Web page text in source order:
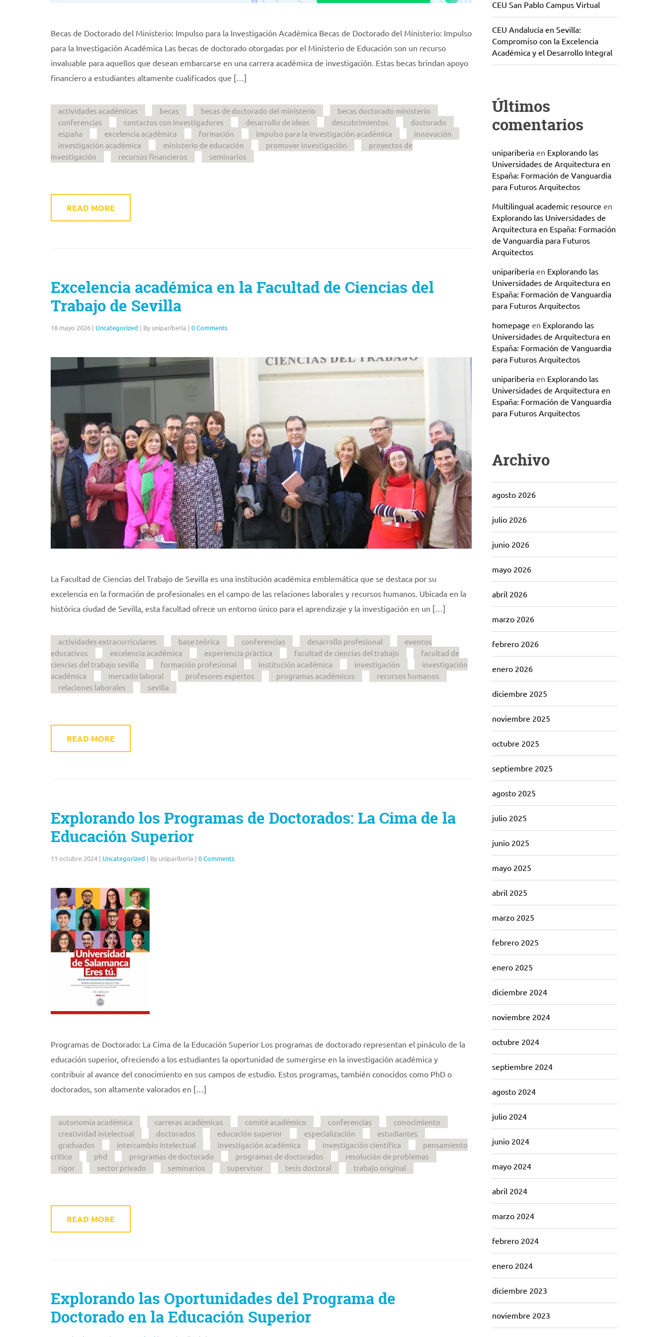
Becas de Doctorado del Ministerio: Impulso para la Investigación Académica Becas de Doctorado del Ministerio: Impulso
para la Investigación Académica Las becas de doctorado otorgadas por el Ministerio de Educación son un recurso
invaluable para aquellos que desean embarcarse en una carrera académica de investigación. Estas becas brindan apoyo
financiero a estudiantes altamente cualificados que […]
actividades académicas becas becas de doctorado del ministerio
becas doctorado ministerio
conferencias
contactos con investigadores desarrollo de ideas descubrimientos
doctorado
españa
excelencia académica formación impulso para la investigación académica
innovación
investigación académica
ministerio de educación promover investigación
proyectos de
investigación
recursos financieros seminarios
READ MORE
Excelencia académica en la Facultad de Ciencias del
Trabajo de Sevilla
18 mayo 2026 | Uncategorized | By unipariberia | 0 Comments
La Facultad de Ciencias del Trabajo de Sevilla es una institución académica emblemática que se destaca por su
excelencia en la formación de profesionales en el campo de las relaciones laborales y recursos humanos. Ubicada en la
histórica ciudad de Sevilla, esta facultad ofrece un entorno único para el aprendizaje y la investigación en un […]
actividades extracurriculares base teórica conferencias desarrollo profesional
eventos
educativos
excelencia académica experiencia práctica facultad de ciencias del trabajo
facultad de
ciencias del trabajo sevilla
formación profesional institución académica investigación
investigación
académica
mercado laboral profesores expertos programas académicos
recursos humanos
relaciones laborales
sevilla
READ MORE
Explorando los Programas de Doctorados: La Cima de la
Educación Superior
11 octubre 2024 | Uncategorized | By unipariberia | 0 Comments
Programas de Doctorado: La Cima de la Educación Superior Los programas de doctorado representan el pináculo de la
educación superior, ofreciendo a los estudiantes la oportunidad de sumergirse en la investigación académica y
contribuir al avance del conocimiento en sus campos de estudio. Estos programas, también conocidos como PhD o
doctorados, son altamente valorados en […]
autonomía académica carreras académicas comité académico conferencias
conocimiento
creatividad intelectual
doctorados educación superior especialización
estudiantes
graduados
intercambio intelectual investigación académica investigación científica
pensamiento
crítico
phd programas de doctorado programas de doctorados
resolución de problemas
rigor
sector privado seminarios supervisor tesis doctoral trabajo original
READ MORE
Explorando las Oportunidades del Programa de
Doctorado en la Educación Superior
CEU San Pablo Campus Virtual
CEU Andalucía en Sevilla:
Compromiso con la Excelencia
Académica y el Desarrollo Integral
Últimos
comentarios
unipariberiaen Explorando las
Universidades de Arquitectura en
España: Formación de Vanguardia
para Futuros Arquitectos
Multilingual academic resource en
Explorando las Universidades de
Arquitectura en España: Formación
de Vanguardia para Futuros
Arquitectos
unipariberiaen Explorando las
Universidades de Arquitectura en
España: Formación de Vanguardia
para Futuros Arquitectos
homepage en Explorando las
Universidades de Arquitectura en
España: Formación de Vanguardia
para Futuros Arquitectos
unipariberiaen Explorando las
Universidades de Arquitectura en
España: Formación de Vanguardia
para Futuros Arquitectos
Archivo
agosto 2026
julio 2026
junio 2026
mayo 2026
abril 2026
marzo 2026
febrero 2026
enero 2026
diciembre 2025
noviembre 2025
octubre 2025
septiembre 2025
agosto 2025
julio 2025
junio 2025
mayo 2025
abril 2025
marzo 2025
febrero 2025
enero 2025
diciembre 2024
noviembre 2024
octubre 2024
septiembre 2024
agosto 2024
julio 2024
junio 2024
mayo 2024
abril 2024
marzo 2024
febrero 2024
enero 2024
diciembre 2023
noviembre 2023